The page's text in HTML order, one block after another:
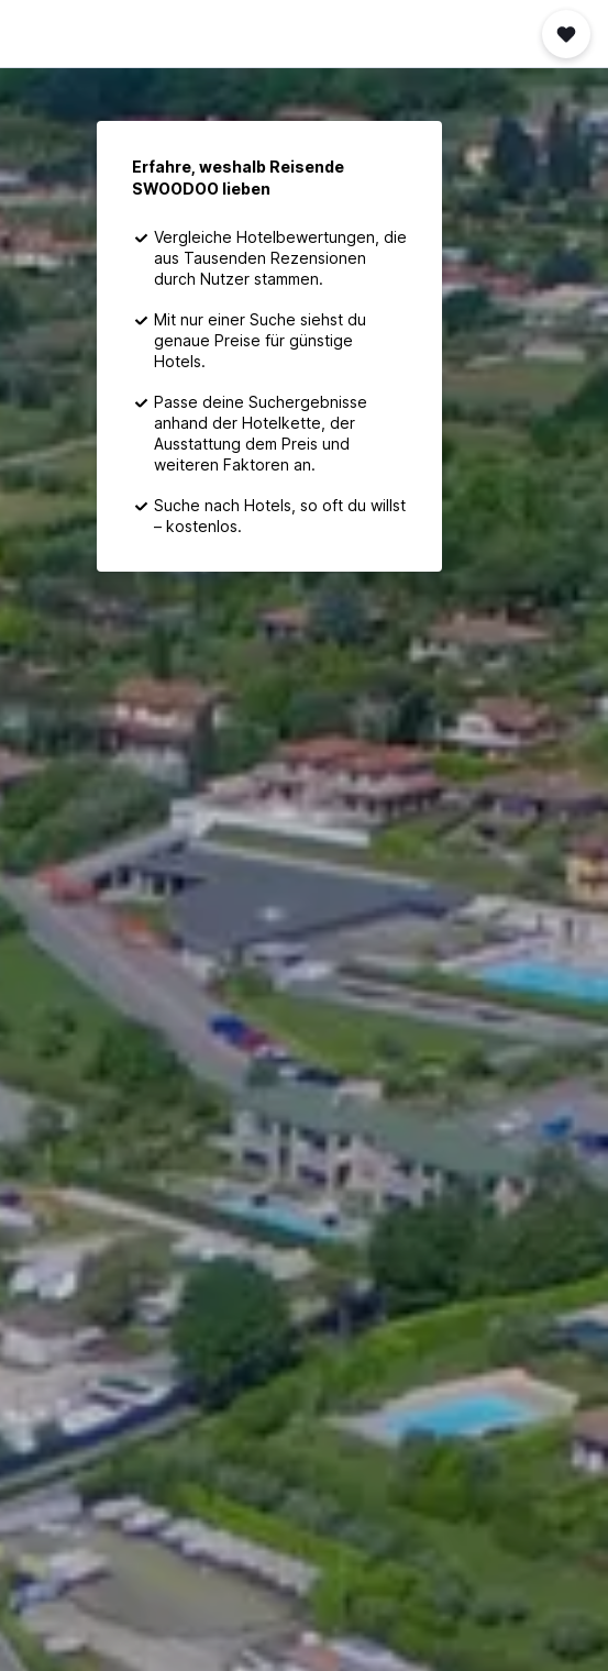
Erfahre, weshalb Reisende
SWOODOO lieben
Vergleiche Hotelbewertungen, die
aus Tausenden Rezensionen
durch Nutzer stammen.
Mit nur einer Suche siehst du
genaue Preise für günstige
Hotels.
Passe deine Suchergebnisse
anhand der Hotelkette, der
Ausstattung dem Preis und
weiteren Faktoren an.
Suche nach Hotels, so oft du willst
– kostenlos.